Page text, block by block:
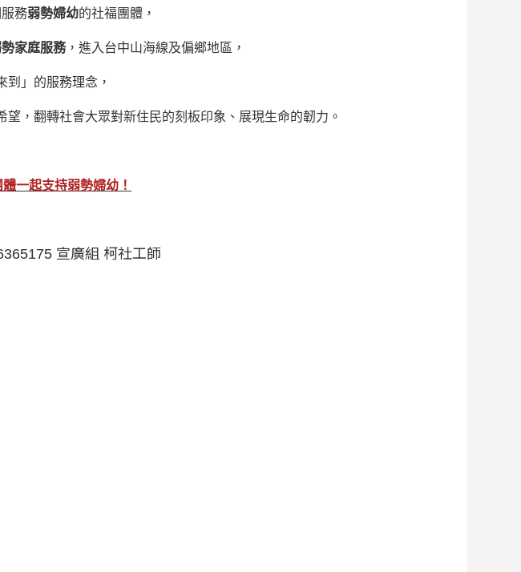
務弱勢婦幼的社福團體，
家庭服務，進入台中山海線及偏鄉地區，
到」的服務理念，
，翻轉社會大眾對新住民的刻板印象、展現生命的韌力。
一起支持弱勢婦幼！
宣廣組 柯社工師